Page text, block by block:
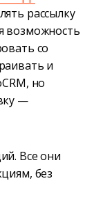
рассылку
возможность
со
и
но
—
Все они
без